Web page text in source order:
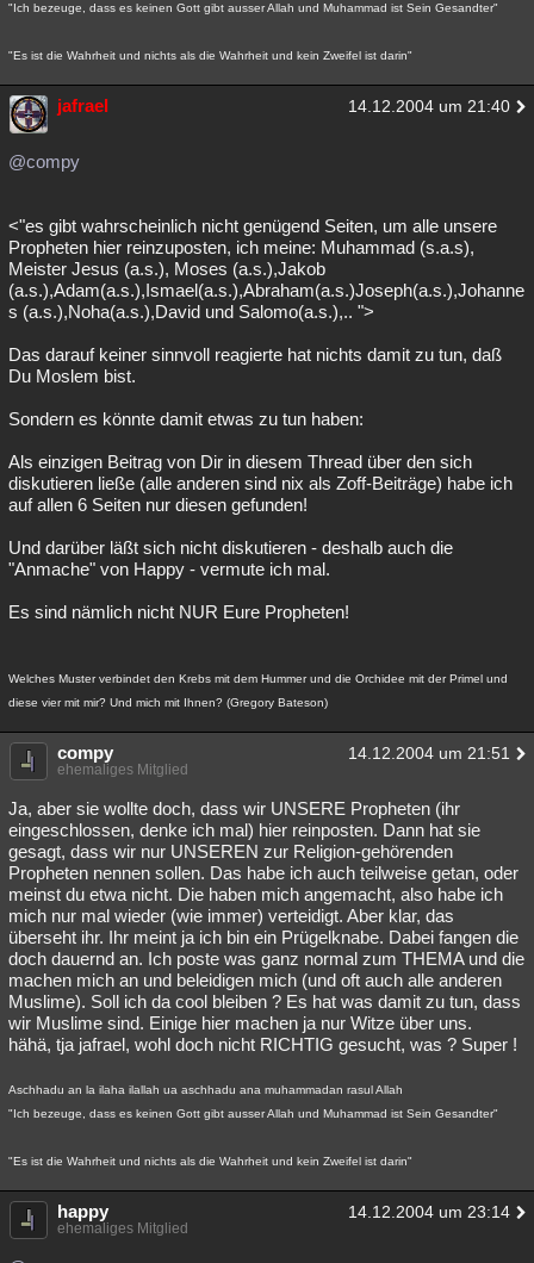
"Ich bezeuge, dass es keinen Gott gibt ausser Allah und Muhammad ist Sein Gesandter"
"Es ist die Wahrheit und nichts als die Wahrheit und kein Zweifel ist darin"
jafrael 14.12.2004 um 21:40
@compy
<"es gibt wahrscheinlich nicht genügend Seiten, um alle unsere
Propheten hier reinzuposten, ich meine: Muhammad (s.a.s),
Meister Jesus (a.s.), Moses (a.s.),Jakob
(a.s.),Adam(a.s.),Ismael(a.s.),Abraham(a.s.)Joseph(a.s.),Johanne
s (a.s.),Noha(a.s.),David und Salomo(a.s.),.. ">
Das darauf keiner sinnvoll reagierte hat nichts damit zu tun, daß
Du Moslem bist.
Sondern es könnte damit etwas zu tun haben:
Als einzigen Beitrag von Dir in diesem Thread über den sich
diskutieren ließe (alle anderen sind nix als Zoff-Beiträge) habe ich
auf allen 6 Seiten nur diesen gefunden!
Und darüber läßt sich nicht diskutieren - deshalb auch die
"Anmache" von Happy - vermute ich mal.
Es sind nämlich nicht NUR Eure Propheten!
Welches Muster verbindet den Krebs mit dem Hummer und die Orchidee mit der Primel und
diese vier mit mir? Und mich mit Ihnen? (Gregory Bateson)
compy 14.12.2004 um 21:51
ehemaliges Mitglied
Ja, aber sie wollte doch, dass wir UNSERE Propheten (ihr
eingeschlossen, denke ich mal) hier reinposten. Dann hat sie
gesagt, dass wir nur UNSEREN zur Religion-gehörenden
Propheten nennen sollen. Das habe ich auch teilweise getan, oder
meinst du etwa nicht. Die haben mich angemacht, also habe ich
mich nur mal wieder (wie immer) verteidigt. Aber klar, das
überseht ihr. Ihr meint ja ich bin ein Prügelknabe. Dabei fangen die
doch dauernd an. Ich poste was ganz normal zum THEMA und die
machen mich an und beleidigen mich (und oft auch alle anderen
Muslime). Soll ich da cool bleiben ? Es hat was damit zu tun, dass
wir Muslime sind. Einige hier machen ja nur Witze über uns.
hähä, tja jafrael, wohl doch nicht RICHTIG gesucht, was ? Super !
Aschhadu an la ilaha ilallah ua aschhadu ana muhammadan rasul Allah
"Ich bezeuge, dass es keinen Gott gibt ausser Allah und Muhammad ist Sein Gesandter"
"Es ist die Wahrheit und nichts als die Wahrheit und kein Zweifel ist darin"
happy 14.12.2004 um 23:14
ehemaliges Mitglied